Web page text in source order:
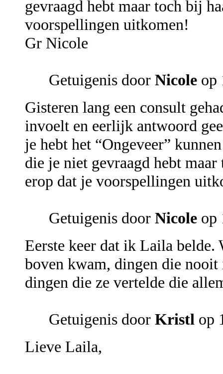
gevraagd hebt maar toch bij
voorspellingen uitkomen!
Gr Nicole
Getuigenis door Nicole op
Gisteren lang een consult
invoelt en eerlijk antwoord
je hebt het “Ongeveer”
die je niet gevraagd hebt
erop dat je voorspellingen
Getuigenis door Nicole op
Eerste keer dat ik Laila belde.
boven kwam, dingen die nooit
dingen die ze vertelde die
Getuigenis door Kristl op
Lieve Laila,